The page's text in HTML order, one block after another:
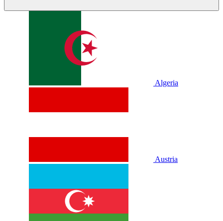
Algeria
Austria